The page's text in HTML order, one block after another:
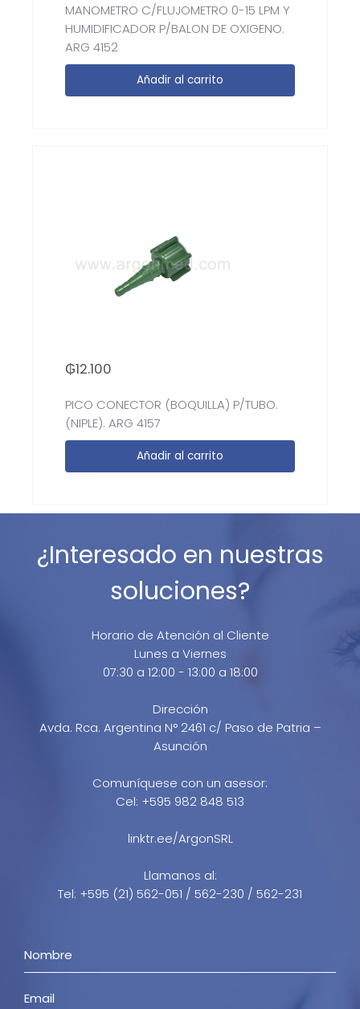
MANOMETRO C/FLUJOMETRO 0-15 LPM Y
HUMIDIFICADOR P/BALON DE OXIGENO.
ARG 4152
Añadir al carrito
₲12.100
PICO CONECTOR (BOQUILLA) P/TUBO.
(NIPLE). ARG 4157
Añadir al carrito
¿Interesado en nuestras
soluciones?
Horario de Atención al Cliente
Lunes a Viernes
07:30 a 12:00 - 13:00 a 18:00
Dirección
Avda. Rca. Argentina N° 2461 c/ Paso de Patria –
Asunción
Comuníquese con un asesor:
Cel: +595 982 848 513
linktr.ee/ArgonSRL
Llamanos al:
Tel: +595 (21) 562-051 / 562-230 / 562-231